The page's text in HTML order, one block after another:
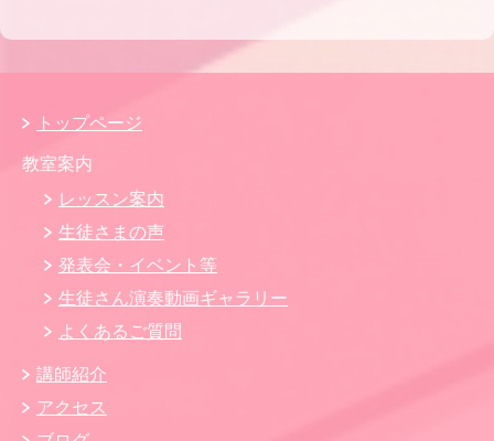
トップページ
教室案内
レッスン案内
生徒さまの声
発表会・イベント等
生徒さん演奏動画ギャラリー
よくあるご質問
講師紹介
アクセス